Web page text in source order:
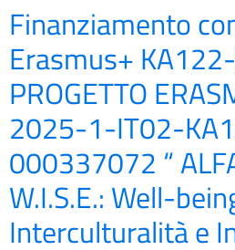
Finanziamento
Erasmus+
PROGETTO
2025-1-IT02-
000337072 “
W.I.S.E.: Well-
Interculturalità e